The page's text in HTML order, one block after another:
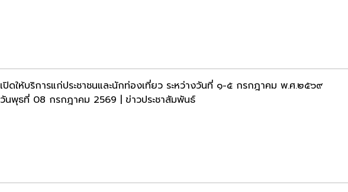
เปิดให้บริการแก่ประชาชนและนักท่องเที่ยว ระหว่างวันที่ ๑-๕ กรกฎาคม พ.ศ.๒๕๖๙
วันพุธที่ 08 กรกฎาคม 2569 | ข่าวประชาสัมพันธ์